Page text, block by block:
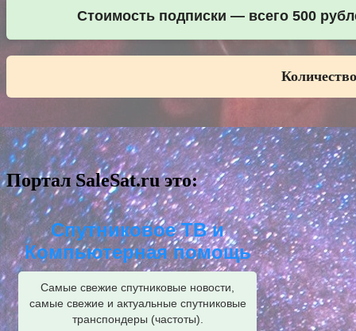
Стоимость подписки — всего 500
Портал SaleSat.ru это:
Спутниковое ТВ и
Компьютерная помощь
Самые свежие спутниковые новости,
самые свежие и актуальные спутниковые
транспондеры (частоты).